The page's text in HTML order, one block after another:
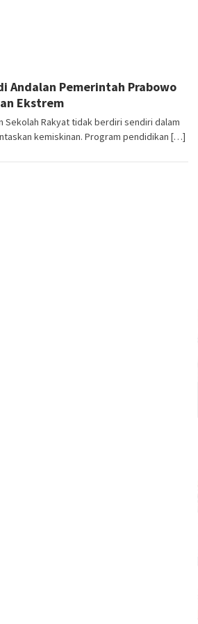
Andalan Pemerintah Prabowo
Ekstrem
Sekolah Rakyat tidak berdiri sendiri dalam
kemiskinan. Program pendidikan […]